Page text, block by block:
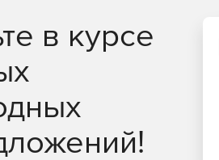
в курсе